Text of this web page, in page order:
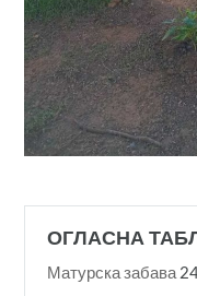
ОГЛАСНА
Матурска забава